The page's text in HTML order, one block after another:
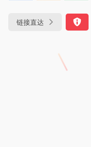
链接直达